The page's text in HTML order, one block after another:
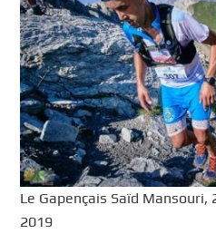
Le Gapençais Saïd Mansouri,
2019